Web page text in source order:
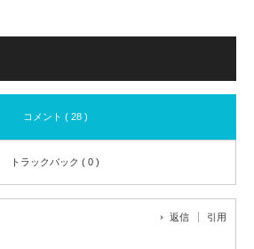
コメント ( 28 )
トラックバック ( 0 )
返信 引用